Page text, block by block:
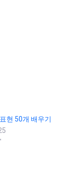
현 50개 배우기